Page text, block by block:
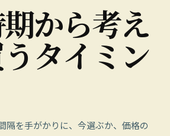
期から考え
うタイ ミ ン
隔を手がかりに、今選ぶか、価格の